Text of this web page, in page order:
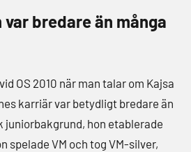
var bredare än många
OS 2010 när man talar om Kajsa
karriär var betydligt bredare än
juniorbakgrund, hon etablerade
spelade VM och tog VM-silver,